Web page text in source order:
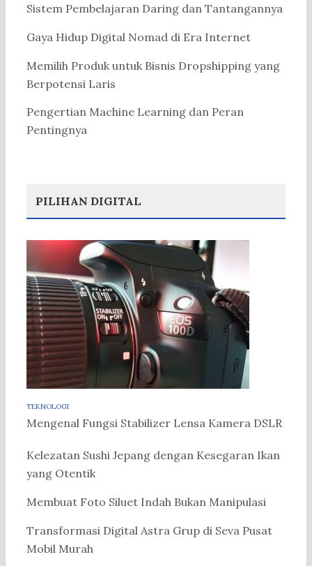
Sistem Pembelajaran Daring dan Tantangannya
Gaya Hidup Digital Nomad di Era Internet
Memilih Produk untuk Bisnis Dropshipping yang
Berpotensi Laris
Pengertian Machine Learning dan Peran
Pentingnya
PILIHAN DIGITAL
TEKNOLOGI
Mengenal Fungsi Stabilizer Lensa Kamera DSLR
Kelezatan Sushi Jepang dengan Kesegaran Ikan
yang Otentik
Membuat Foto Siluet Indah Bukan Manipulasi
Transformasi Digital Astra Grup di Seva Pusat
Mobil Murah